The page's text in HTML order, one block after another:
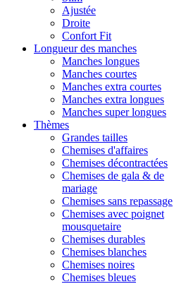
Ajustée
Droite
Confort Fit
Longueur des manches
Manches longues
Manches courtes
Manches extra courtes
Manches extra longues
Manches super longues
Thèmes
Grandes tailles
Chemises d'affaires
Chemises décontractées
Chemises de gala & de
mariage
Chemises sans repassage
Chemises avec poignet
mousquetaire
Chemises durables
Chemises blanches
Chemises noires
Chemises bleues